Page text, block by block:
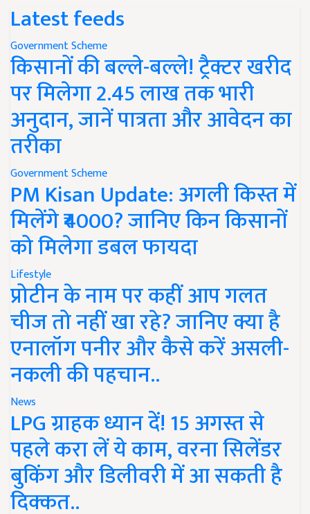
Latest feeds
Government Scheme
किसानों की बल्ले-बल्ले! ट्रैक्टर खरीद
पर मिलेगा 2.45 लाख तक भारी
अनुदान, जानें पात्रता और आवेदन का
तरीका
Government Scheme
PM Kisan Update: अगली किस्त में
मिलेंगे ₹4000? जानिए किन किसानों
को मिलेगा डबल फायदा
Lifestyle
प्रोटीन के नाम पर कहीं आप गलत
चीज तो नहीं खा रहे? जानिए क्या है
एनालॉग पनीर और कैसे करें असली-
नकली की पहचान..
News
LPG ग्राहक ध्यान दें! 15 अगस्त से
पहले करा लें ये काम, वरना सिलेंडर
बुकिंग और डिलीवरी में आ सकती है
दिक्कत..